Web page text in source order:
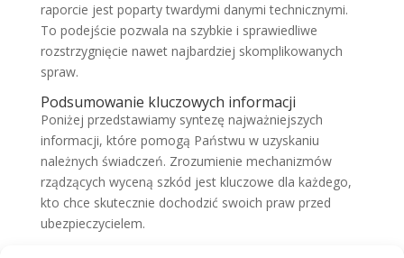
raporcie jest poparty twardymi danymi technicznymi.
To podejście pozwala na szybkie i sprawiedliwe
rozstrzygnięcie nawet najbardziej skomplikowanych
spraw.
Podsumowanie kluczowych informacji
Poniżej przedstawiamy syntezę najważniejszych
informacji, które pomogą Państwu w uzyskaniu
należnych świadczeń. Zrozumienie mechanizmów
rządzących wyceną szkód jest kluczowe dla każdego,
kto chce skutecznie dochodzić swoich praw przed
ubezpieczycielem.